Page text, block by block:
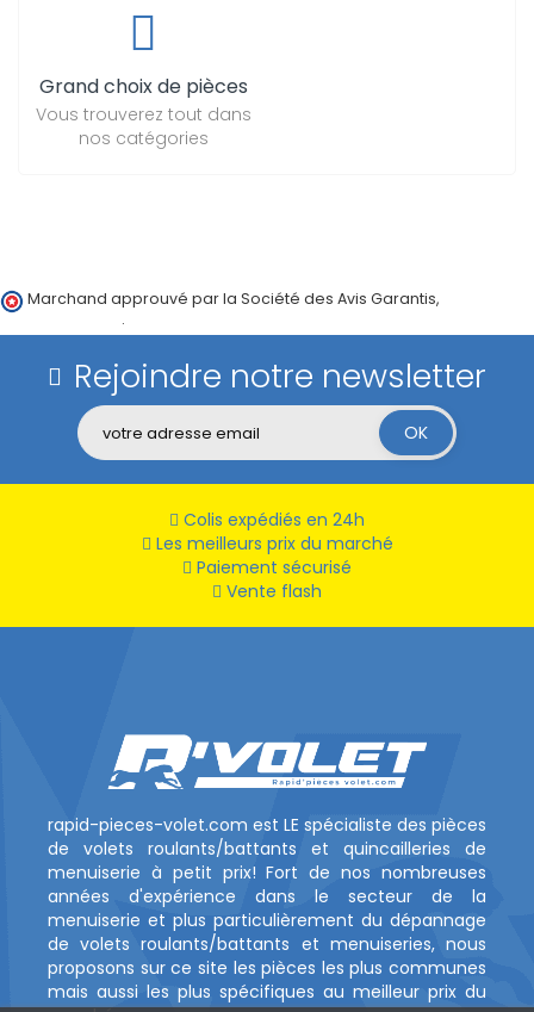
Grand choix de pièces
Vous trouverez tout dans
nos catégories
Marchand approuvé par la Société des Avis Garantis,
.
Rejoindre notre newsletter
Colis expédiés en 24h
Les meilleurs prix du marché
Paiement sécurisé
Vente flash
rapid-pieces-volet.com est LE spécialiste des pièces
de volets roulants/battants et quincailleries de
menuiserie à petit prix! Fort de nos nombreuses
années d'expérience dans le secteur de la
menuiserie et plus particulièrement du dépannage
de volets roulants/battants et menuiseries, nous
proposons sur ce site les pièces les plus communes
mais aussi les plus spécifiques au meilleur prix du